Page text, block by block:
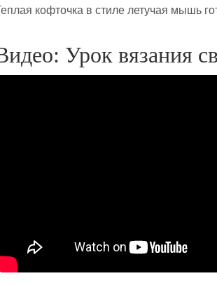
кофточка в стиле летучая мышь
Урок вязания